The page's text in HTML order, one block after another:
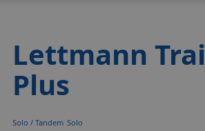
Lettmann
Plus
Mehr
Solo / Tandem Solo